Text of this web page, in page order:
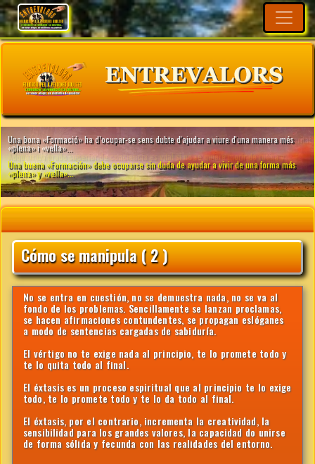
Cómo se manipula ( 2 )
No se entra en cuestión, no se demuestra nada, no se va al
fondo de los problemas. Sencillamente se lanzan proclamas,
se hacen afirmaciones contundentes, se propagan eslóganes
a modo de sentencias cargadas de sabiduría.
El vértigo no te exige nada al principio, te lo promete todo y
te lo quita todo al final.
El éxtasis es un proceso espiritual que al principio te lo exige
todo, te lo promete todo y te lo da todo al final.
El éxtasis, por el contrario, incrementa la creatividad, la
sensibilidad para los grandes valores, la capacidad do unirse
de forma sólida y fecunda con las realidades del entorno.